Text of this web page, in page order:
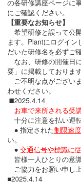
の各研修講座ページに
にご確認ください。
【重要なお知らせ】
希望研修と誤って公
ます。Plantにログイ
だいた研修名を必ずご
なお、研修の開催日
要」に掲載しておりま
ご不明な点がござい
わせください。
◼️2025.4.14
お車で来所される受
十分に注意を払い運
● 指定された制限速
い。
● 交通信号や標識に
皆様一人ひとりの意
ご協力をお願い申し上
■2025.4.14